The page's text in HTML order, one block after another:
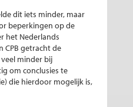
dit iets minder, maar
beperkingen op de
het Nederlands
CPB getracht de
minder bij
om conclusies te
die hierdoor mogelijk is,